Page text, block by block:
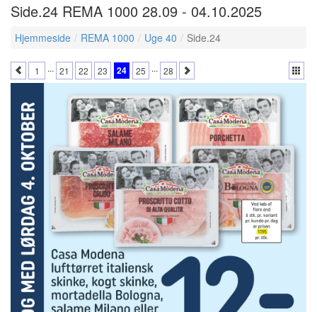
Side.24 REMA 1000 28.09 - 04.10.2025
Hjemmeside REMA 1000 Uge 40 Side.24
1 ... 21 22 23 24 25 ... 28